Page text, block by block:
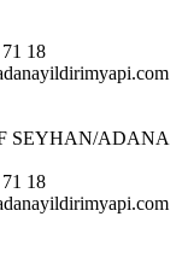
18
F SEYHAN/ADANA
18